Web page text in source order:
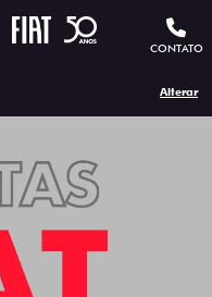
CONTATO
Alterar